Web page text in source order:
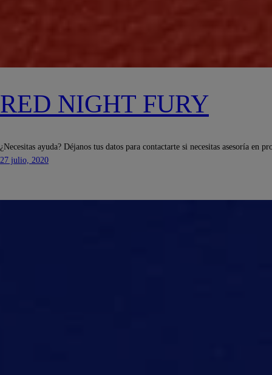
RED NIGHT FURY
¿Necesitas ayuda? Déjanos tus datos para contactarte si necesitas asesoría en
27 julio, 2020